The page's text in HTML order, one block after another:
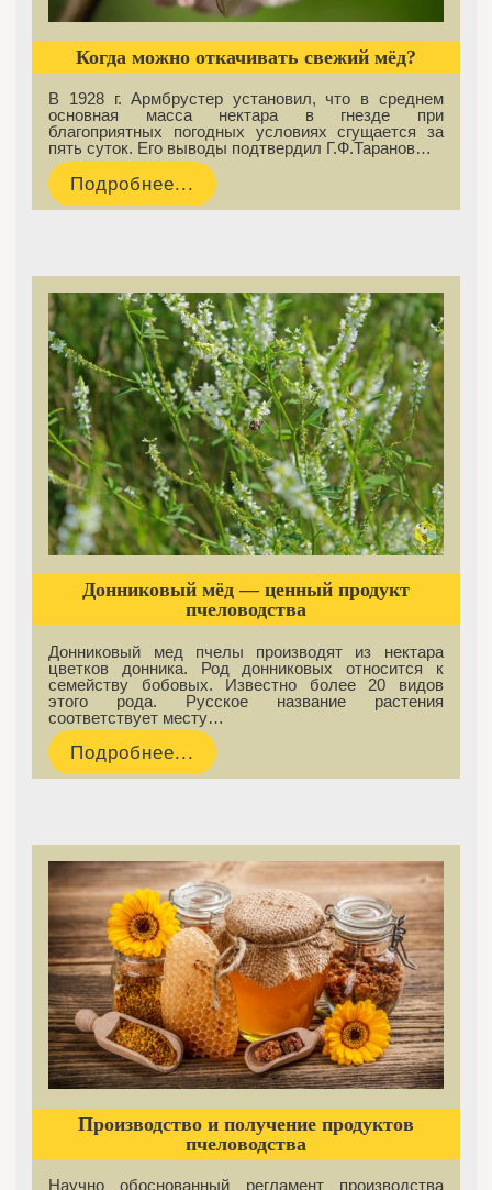
Когда можно откачивать свежий мёд?
В 1928 г. Армбрустер установил, что в среднем
основная масса нектара в гнезде при
благоприятных погодных условиях сгущается за
пять суток. Его выводы подтвердил Г.Ф.Таранов…
Подробнее...
Донниковый мёд — ценный продукт
пчеловодства
Донниковый мед пчелы производят из нектара
цветков донника. Род донниковых относится к
семейству бобовых. Известно более 20 видов
этого рода. Русское название растения
соответствует месту…
Подробнее...
Производство и получение продуктов
пчеловодства
Научно обоснованный регламент производства